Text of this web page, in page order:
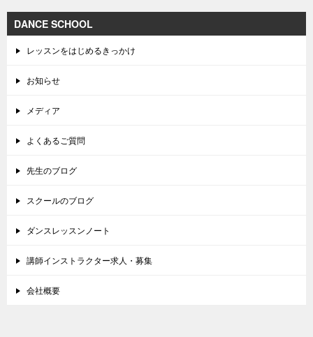
DANCE SCHOOL
レッスンをはじめるきっかけ
お知らせ
メディア
よくあるご質問
先生のブログ
スクールのブログ
ダンスレッスンノート
講師インストラクター求人・募集
会社概要